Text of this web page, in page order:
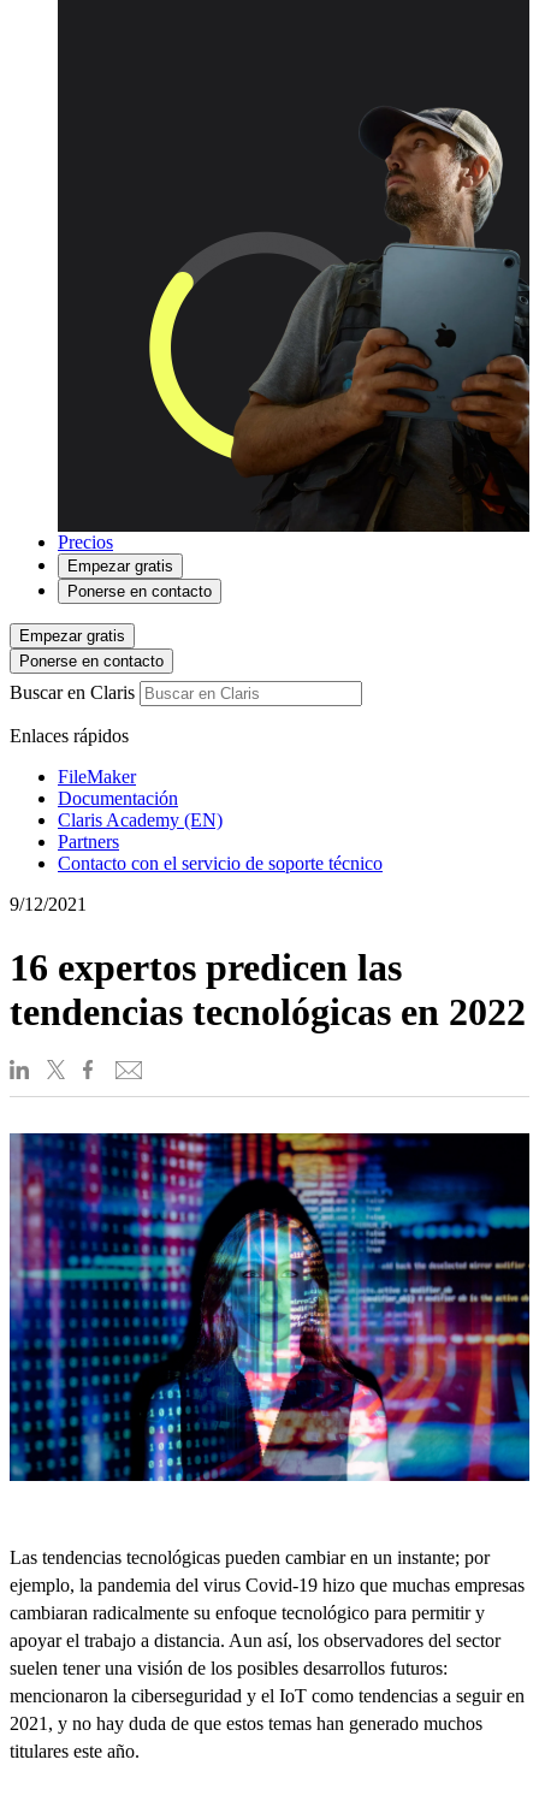
Precios
Empezar gratis
Ponerse en contacto
Empezar gratis
Ponerse en contacto
Buscar en Claris
Enlaces rápidos
FileMaker
Documentación
Claris Academy (EN)
Partners
Contacto con el servicio de soporte técnico
9/12/2021
16 expertos predicen las
tendencias tecnológicas en 2022
Las tendencias tecnológicas pueden cambiar en un instante; por
ejemplo, la pandemia del virus Covid-19 hizo que muchas empresas
cambiaran radicalmente su enfoque tecnológico para permitir y
apoyar el trabajo a distancia. Aun así, los observadores del sector
suelen tener una visión de los posibles desarrollos futuros:
mencionaron la ciberseguridad y el IoT como tendencias a seguir en
2021, y no hay duda de que estos temas han generado muchos
titulares este año.